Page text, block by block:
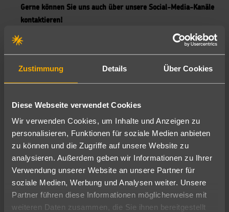
Zustimmung Details Über Cookies
Diese Webseite verwendet Cookies
Wir verwenden Cookies, um Inhalte und Anzeigen zu
personalisieren, Funktionen für soziale Medien anbieten
zu können und die Zugriffe auf unsere Website zu
analysieren. Außerdem geben wir Informationen zu Ihrer
Verwendung unserer Website an unsere Partner für
soziale Medien, Werbung und Analysen weiter. Unsere
Partner führen diese Informationen möglicherweise mit
weiteren Daten zusammen, die Sie ihnen bereitgestellt
Gerne können Sie uns auch über unsere Social-Media-Kanäle
kontaktieren!
Hier geht's zu unseren Google Bewertungen: Bewerte uns hier
😎
Denis Dürre
Büroleitung